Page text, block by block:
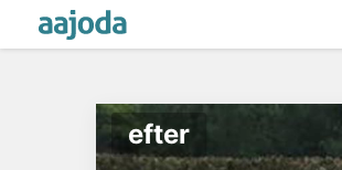
efter